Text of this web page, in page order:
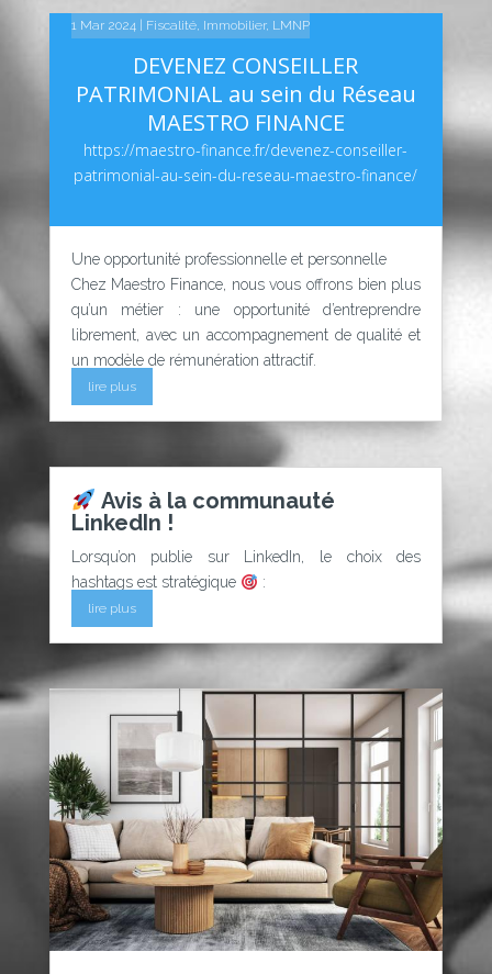
DEVENEZ CONSEILLER
PATRIMONIAL au sein du Réseau
MAESTRO FINANCE
https://maestro-finance.fr/devenez-conseiller-
patrimonial-au-sein-du-reseau-maestro-finance/
14 Fév 2025 |Linkedin
Une opportunité professionnelle et personnelle
Chez Maestro Finance, nous vous offrons bien plus
qu’un métier : une opportunité d’entreprendre
librement, avec un accompagnement de qualité et
un modèle de rémunération attractif.
lire plus
Avis à la communauté
LinkedIn !
10 Fév 2025 |Linkedin
Lorsqu’on publie sur LinkedIn, le choix des
hashtags est stratégique
:
lire plus
1 Mar 2024| Fiscalité, Immobilier, LMNP